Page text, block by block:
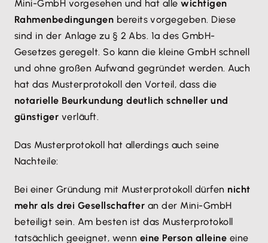
Mini-GmbH vorgesehen und hat allewichtigen
Rahmenbedingungen bereits vorgegeben. Diese
sind in der Anlage zu § 2 Abs. 1a des GmbH-
Gesetzes geregelt. So kann die kleine GmbH schnell
und ohne großen Aufwand gegründet werden. Auch
hat das Musterprotokoll den Vorteil, dass die
notarielle Beurkundung deutlich schneller und
günstiger verläuft.
Das Musterprotokoll hat allerdings auch seine
Nachteile:
Bei einer Gründung mit Musterprotokoll dürfen nicht
mehr als drei Gesellschafter an der Mini-GmbH
beteiligt sein. Am besten ist das Musterprotokoll
tatsächlich geeignet, wenn eine Person alleine eine